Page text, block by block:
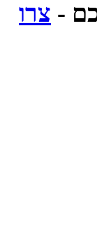
- צרו